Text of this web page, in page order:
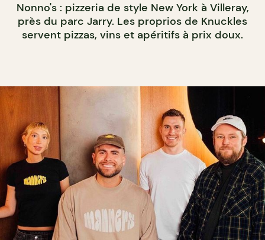
Nonno's : pizzeria de style New York à Villeray,
près du parc Jarry. Les proprios de Knuckles
servent pizzas, vins et apéritifs à prix doux.